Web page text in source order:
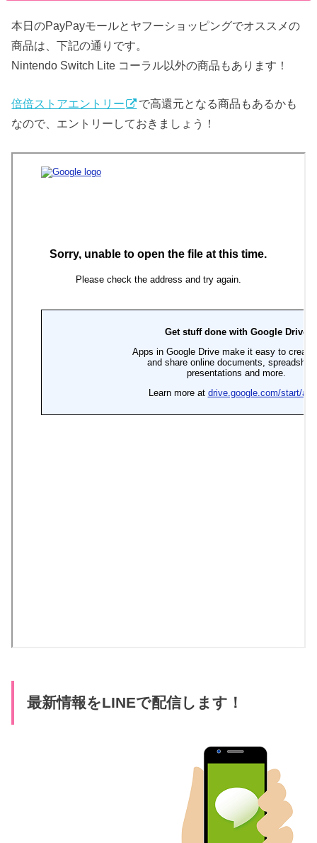
本日のPayPayモールとヤフーショッピングでオススメの
商品は、下記の通りです。
Nintendo Switch Lite コーラル以外の商品もあります！
倍倍ストアエントリー
で高還元となる商品もあるかも
なので、エントリーしておきましょう！
最新情報をLINEで配信します！